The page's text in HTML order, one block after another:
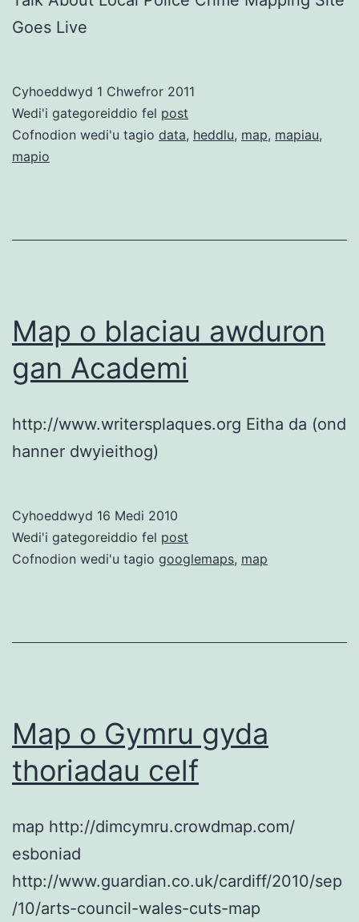
Goes Live
Cyhoeddwyd 1 Chwefror 2011
Wedi'i gategoreiddio fel post
Cofnodion wedi'u tagio data, heddlu, map, mapiau,
mapio
Map o blaciau awduron
gan Academi
http://www.writersplaques.org Eitha da (ond
hanner dwyieithog)
Cyhoeddwyd 16 Medi 2010
Wedi'i gategoreiddio fel post
Cofnodion wedi'u tagio googlemaps, map
Map o Gymru gyda
thoriadau celf
map http://dimcymru.crowdmap.com/
esboniad
http://www.guardian.co.uk/cardiff/2010/sep
/10/arts-council-wales-cuts-map